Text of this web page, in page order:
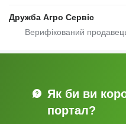
Дружба Агро Сервіс
Як би ви
портал?